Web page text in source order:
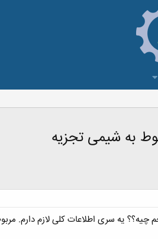
به شیمی تجزیه
یه سری اطلاعات کلی لازم دارم.